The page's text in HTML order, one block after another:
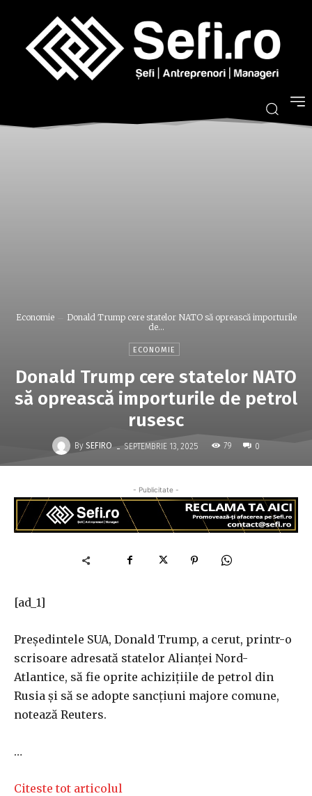
Economie
Donald Trump cere statelor NATO să oprească importurile
de...
ECONOMIE
Donald Trump cere statelor NATO
să oprească importurile de petrol
rusesc
By SEFIRO - SEPTEMBRIE 13, 2025 79 0
- Publicitate -
[ad_1]
Preşedintele SUA, Donald Trump, a cerut, printr-o
scrisoare adresată statelor Alianţei Nord-
Atlantice, să fie oprite achiziţiile de petrol din
Rusia şi să se adopte sancţiuni majore comune,
notează Reuters.
…
Citeste tot articolul